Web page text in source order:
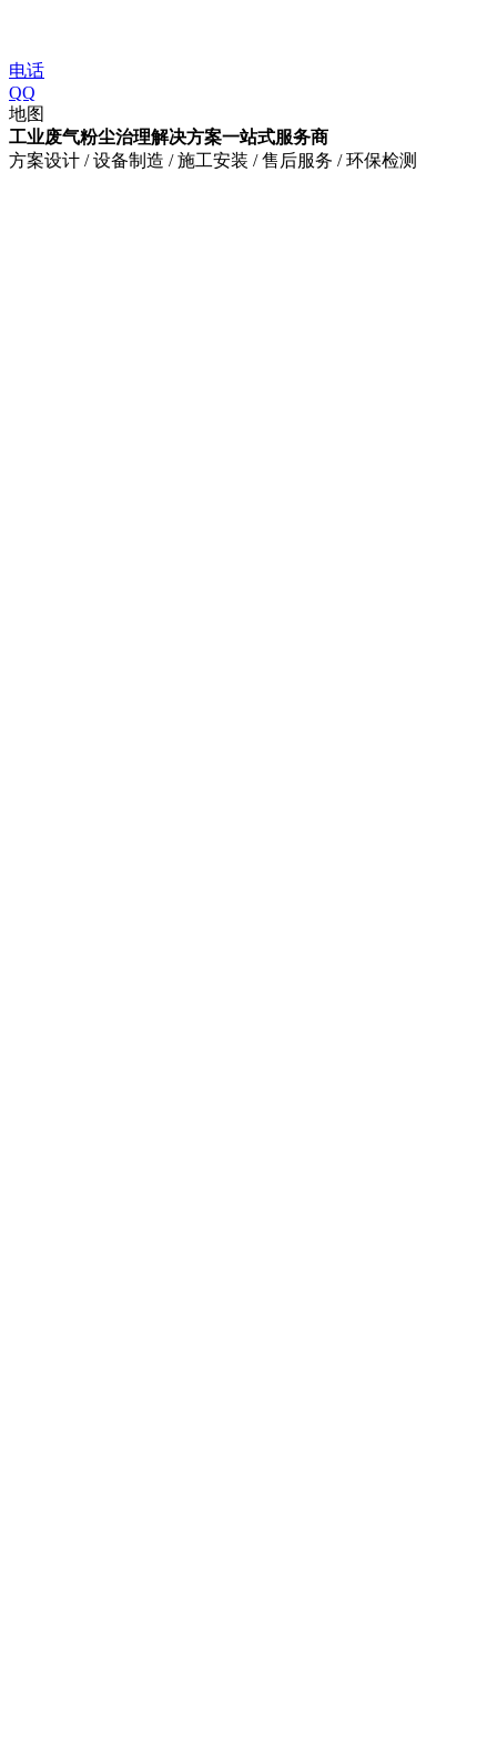
电话
QQ
地图
工业废气粉尘治理解决方案一站式服务商
方案设计 / 设备制造 / 施工安装 / 售后服务 / 环保检测